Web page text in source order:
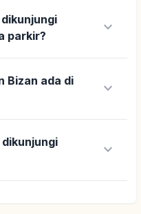
parkir?
keyboard_arrow_down
Bizan ada di
keyboard_arrow_down
keyboard_arrow_down